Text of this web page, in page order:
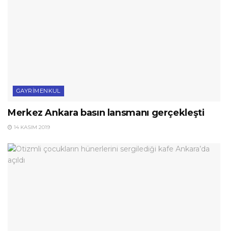
GAYRIMENKUL
Merkez Ankara basın lansmanı gerçekleşti
14 KASIM 2019